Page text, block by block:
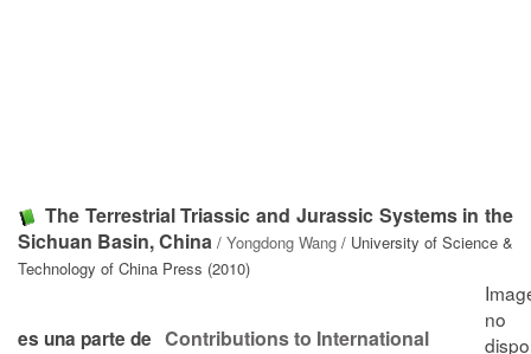
The Terrestrial Triassic and Jurassic Systems in the
Sichuan Basin, China / Yongdong Wang / University of Science &
Technology of China Press (2010)
es una parte de Contributions to International